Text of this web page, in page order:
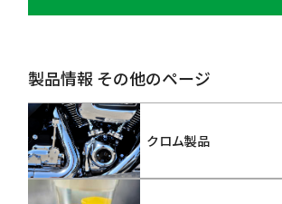
製品情報 その他のページ
クロム製品